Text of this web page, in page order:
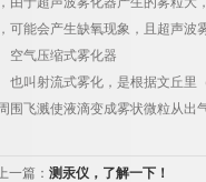
可能会产生缺氧现象，且超声波
气压缩式雾化器
叫射流式雾化，是根据文丘里（
围飞溅使液滴变成雾状微粒从出
一篇： 测汞仪，了解一下！